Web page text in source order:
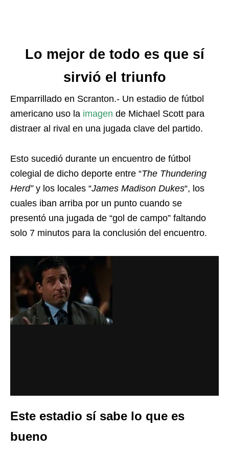
Lo mejor de todo es que sí
sirvió el triunfo
Emparrillado en Scranton.- Un estadio de fútbol
americano uso la imagen de Michael Scott para
distraer al rival en una jugada clave del partido.
Esto sucedió durante un encuentro de fútbol
colegial de dicho deporte entre “The Thundering
Herd”y los locales “James Madison Dukes“, los
cuales iban arriba por un punto cuando se
presentó una jugada de “gol de campo” faltando
solo 7 minutos para la conclusión del encuentro.
Este estadio sí sabe lo que es
bueno